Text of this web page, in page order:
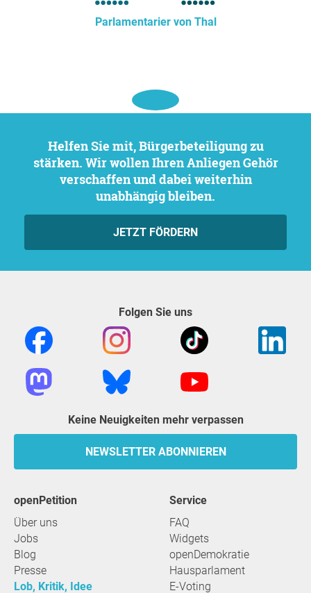
Parlamentarier von Thal
Helfen Sie mit, Bürgerbeteiligung zu
stärken. Wir wollen Ihren Anliegen Gehör
verschaffen und dabei weiterhin
unabhängig bleiben.
JETZT FÖRDERN
Folgen Sie uns
Keine Neuigkeiten mehr verpassen
NEWSLETTER ABONNIEREN
openPetition
Über uns
Jobs
Blog
Presse
Lob, Kritik, Idee
Service
FAQ
Widgets
openDemokratie
Hausparlament
E-Voting